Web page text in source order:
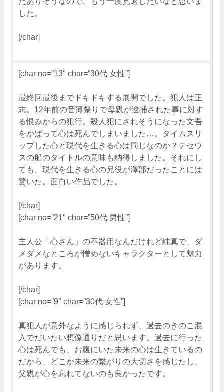
した。
[/char]
[char no=”13″ char=”30代 女性”]
最終回最後までドキドキする展開でした。犯人は正
志。12年前の音薄祭りで母親が逮捕された事に対す
る恨みからの犯行。殺人犯にされそうになった文吾
をかばって心は死んでしまいました…。タイムスリ
ップした心と現代を生きる心は同じなのか？テセウ
スの船のタイトルの意味も納得しました。それにし
ても、現代を生きる心の兄役が澤部だったことには
驚いた。面白い作品でした。
[/char]
[char no=”21″ char=”50代 男性”]
主人公「心さん」の不器用なんだけれど純真で、ダ
メダメなところが憎めないキャラクターとして魅力
があります。
[/char]
[char no=”9″ char=”30代 女性”]
真犯人が意外なように感じられず、過去のきのこ混
入でだいたい想像通りだと思います。過去に行った
心は死んでも、お腹にいた未来の心は生きているの
だから、どこか未来の繋がりの大切さを感じたし、
父親が心を忘れてないのも良かったです。